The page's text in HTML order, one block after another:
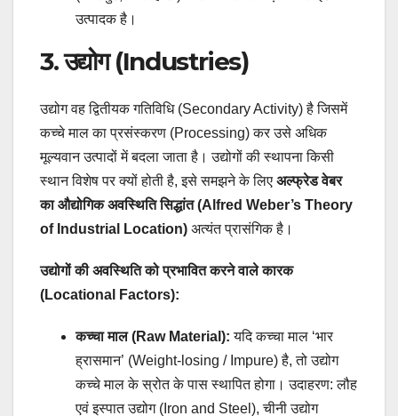
उत्पादक है।
3. उद्योग (Industries)
उद्योग वह द्वितीयक गतिविधि (Secondary Activity) है जिसमें
कच्चे माल का प्रसंस्करण (Processing) कर उसे अधिक
मूल्यवान उत्पादों में बदला जाता है। उद्योगों की स्थापना किसी
स्थान विशेष पर क्यों होती है, इसे समझने के लिए अल्फ्रेड वेबर
का औद्योगिक अवस्थिति सिद्धांत (Alfred Weber’s Theory
of Industrial Location) अत्यंत प्रासंगिक है।
उद्योगों की अवस्थिति को प्रभावित करने वाले कारक
(Locational Factors):
कच्चा माल (Raw Material): यदि कच्चा माल ‘भार
ह्रासमान’ (Weight-losing / Impure) है, तो उद्योग
कच्चे माल के स्रोत के पास स्थापित होगा। उदाहरण: लौह
एवं इस्पात उद्योग (Iron and Steel), चीनी उद्योग